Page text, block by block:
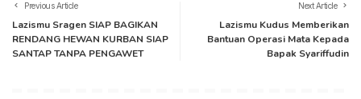
Previous Article
Lazismu Sragen SIAP BAGIKAN
RENDANG HEWAN KURBAN SIAP
SANTAP TANPA PENGAWET
Next Article
Lazismu Kudus Memberikan
Bantuan Operasi Mata Kepada
Bapak Syariffudin